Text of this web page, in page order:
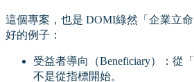
這個專案，也是 DOMI綠然「企業立
好的例子：
受益者導向（Beneficiary）：從
不是從指標開始。